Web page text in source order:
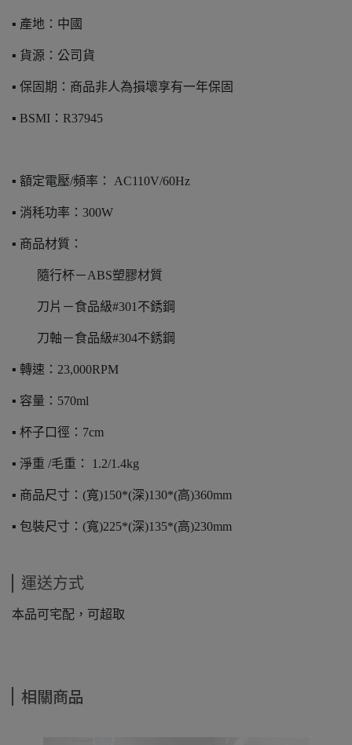
▪️ 產地：中國
▪️ 貨源：公司貨
▪️ 保固期：商品非人為損壞享有一年保固
▪️ BSMI：R37945
▪️ 額定電壓/頻率： AC110V/60Hz
▪️ 消秏功率：300W
▪️ 商品材質：
隨行杯－ABS塑膠材質
刀片－食品級#301不銹鋼
刀軸－食品級#304不銹鋼
▪️ 轉速：23,000RPM
▪️ 容量：570ml
▪️ 杯子口徑：7cm
▪️ 淨重 /毛重： 1.2/1.4kg
▪️ 商品尺寸：(寬)150*(深)130*(高)360mm
▪️ 包裝尺寸：(寬)225*(深)135*(高)230mm
運送方式
本品可宅配，可超取
相關商品